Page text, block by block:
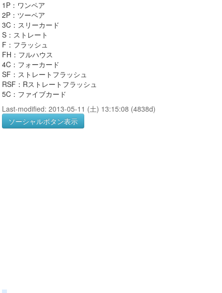
1P：ワンペア
2P：ツーペア
3C：スリーカード
S：ストレート
F：フラッシュ
FH：フルハウス
4C：フォーカード
SF：ストレートフラッシュ
RSF：Rストレートフラッシュ
5C：ファイブカード
Last-modified: 2013-05-11 (土) 13:15:08 (4838d)
ソーシャルボタン表示